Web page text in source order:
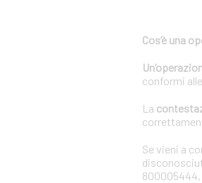
Cos’è una
conformi
La
Se vieni a
800005444,